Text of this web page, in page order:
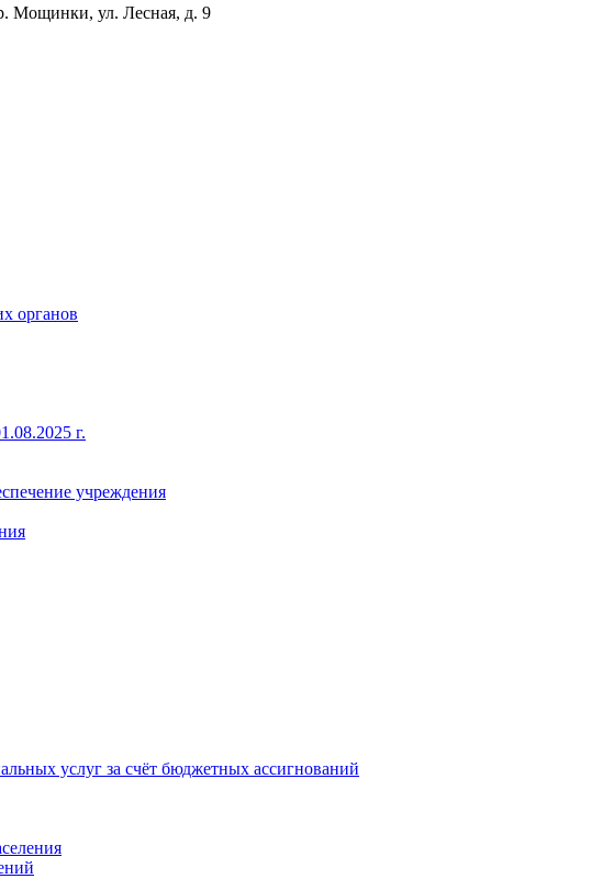
Мощинки, ул. Лесная, д. 9
органов
г.
учреждения
услуг за счёт бюджетных ассигнований